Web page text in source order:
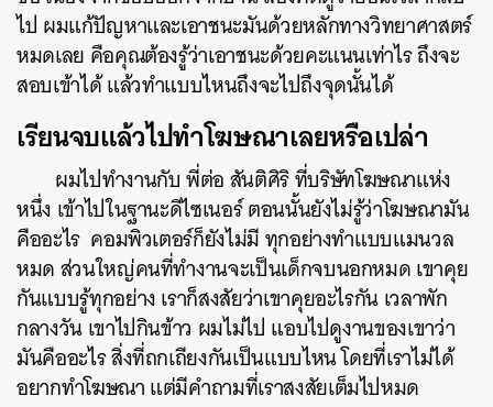
ไป ผมแก้ปัญหาและเอาชนะมันด้วยหลักทางวิทยาศาสตร์
หมดเลย คือคุณต้องรู้ว่าเอาชนะด้วยคะแนนเท่าไร ถึงจะ
สอบเข้าได้ แล้วทำแบบไหนถึงจะไปถึงจุดนั้นได้
เรียนจบแล้วไปทำโฆษณาเลยหรือเปล่า
ผมไปทำงานกับ พี่ต่อ สันติศิริ ที่บริษัทโฆษณาแห่ง
หนึ่ง เข้าไปในฐานะดีไซเนอร์ ตอนนั้นยังไม่รู้ว่าโฆษณามัน
คืออะไร คอมพิวเตอร์ก็ยังไม่มี ทุกอย่างทำแบบแมนวล
หมด ส่วนใหญ่คนที่ทำงานจะเป็นเด็กจบนอกหมด เขาคุย
กันแบบรู้ทุกอย่าง เราก็สงสัยว่าเขาคุยอะไรกัน เวลาพัก
กลางวัน เขาไปกินข้าว ผมไม่ไป แอบไปดูงานของเขาว่า
มันคืออะไร สิ่งที่ถกเถียงกันเป็นแบบไหน โดยที่เราไม่ได้
อยากทำโฆษณา แต่มีคำถามที่เราสงสัยเต็มไปหมด
SHARE TWEET LINE EMAIL